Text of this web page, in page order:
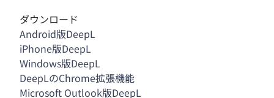
ダウンロード
Android版DeepL
iPhone版DeepL
Windows版DeepL
DeepLのChrome拡張機能
Microsoft Outlook版DeepL